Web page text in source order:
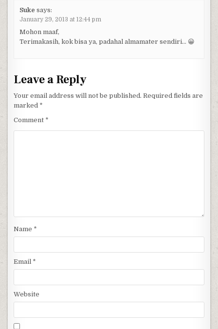
Suke says:
January 29, 2013 at 12:44 pm
Mohon maaf,
Terimakasih, kok bisa ya, padahal almamater sendiri… 😀
Leave a Reply
Your email address will not be published. Required fields are
marked *
Comment *
Name *
Email *
Website